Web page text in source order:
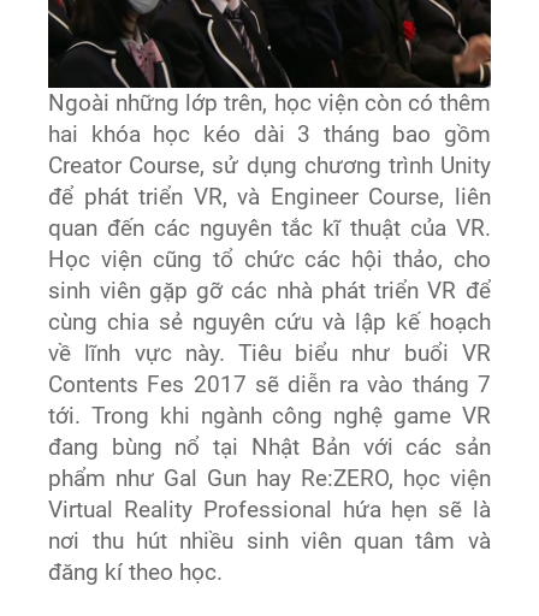
Ngoài những lớp trên, học viện còn có thêm
hai khóa học kéo dài 3 tháng bao gồm
Creator Course, sử dụng chương trình Unity
để phát triển VR, và Engineer Course, liên
quan đến các nguyên tắc kĩ thuật của VR.
Học viện cũng tổ chức các hội thảo, cho
sinh viên gặp gỡ các nhà phát triển VR để
cùng chia sẻ nguyên cứu và lập kế hoạch
về lĩnh vực này. Tiêu biểu như buổi VR
Contents Fes 2017 sẽ diễn ra vào tháng 7
tới. Trong khi ngành công nghệ game VR
đang bùng nổ tại Nhật Bản với các sản
phẩm như Gal Gun hay Re:ZERO, học viện
Virtual Reality Professional hứa hẹn sẽ là
nơi thu hút nhiều sinh viên quan tâm và
đăng kí theo học.